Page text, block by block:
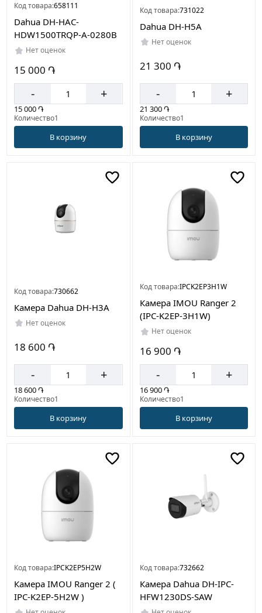
Код товара:658111
Dahua DH-HAC-
HDW1500TRQP-A-0280B
Нет оценок
15 000 ֏
- +
15 000 ֏
Количество1
В корзину
Код товара:731022
Dahua DH-H5A
Нет оценок
21 300 ֏
- +
21 300 ֏
Количество1
В корзину
Код товара:730662
Камера Dahua DH-H3A
Нет оценок
18 600 ֏
- +
18 600 ֏
Количество1
В корзину
Код товара:IPCK2EP3H1W
Камера IMOU Ranger 2
(IPC-K2EP-3H1W)
Нет оценок
16 900 ֏
- +
16 900 ֏
Количество1
В корзину
Код товара:IPCK2EP5H2W
Камера IMOU Ranger 2 (
IPC-K2EP-5H2W )
Код товара:732662
Камера Dahua DH-IPC-
HFW1230DS-SAW